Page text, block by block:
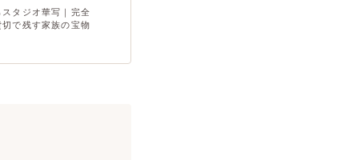
タジオ華写｜完全
切で残す家族の宝物